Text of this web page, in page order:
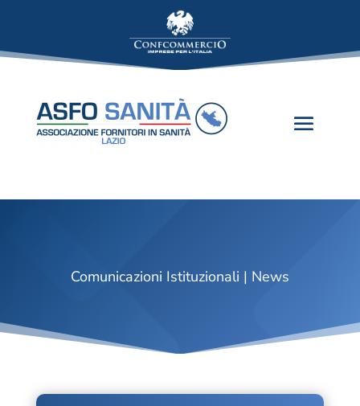
Comunicazioni Istituzionali | News